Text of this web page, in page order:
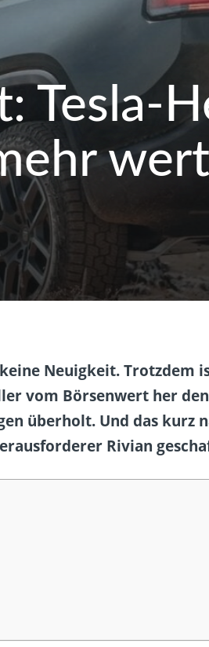
Tesla-
Neuigkeit. Trotzdem
vom Börsenwert her den
überholt. Und das kurz
Rivian